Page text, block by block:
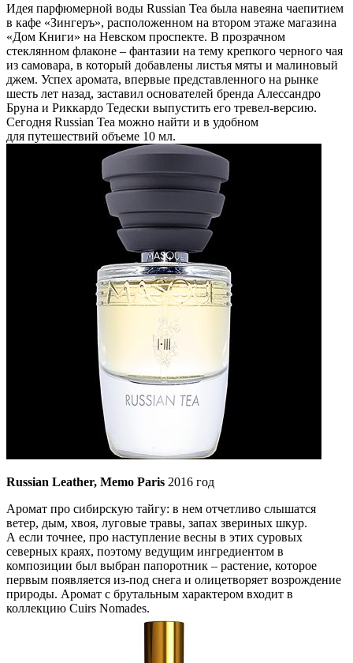
Идея парфюмерной воды Russian Tea была навеяна чаепитием
в кафе «Зингеръ», расположенном на втором этаже магазина
«Дом Книги» на Невском проспекте. В прозрачном
стеклянном флаконе – фантазии на тему крепкого черного чая
из самовара, в который добавлены листья мяты и малиновый
джем. Успех аромата, впервые представленного на рынке
шесть лет назад, заставил основателей бренда Алессандро
Бруна и Риккардо Тедески выпустить его тревел-версию.
Сегодня Russian Tea можно найти и в удобном
для путешествий объеме 10 мл.
Russian Leather, Memo Paris 2016 год
Аромат про сибирскую тайгу: в нем отчетливо слышатся
ветер, дым, хвоя, луговые травы, запах звериных шкур.
А если точнее, про наступление весны в этих суровых
северных краях, поэтому ведущим ингредиентом в
композиции был выбран папоротник – растение, которое
первым появляется из-под снега и олицетворяет возрождение
природы. Аромат с брутальным характером входит в
коллекцию Cuirs Nomades.